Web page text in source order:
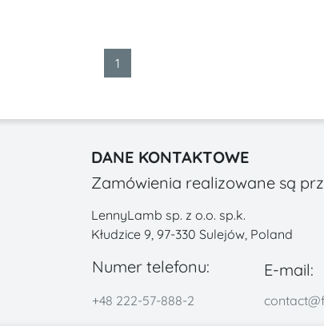
1
DANE KONTAKTOWE
Zamówienia realizowane są
LennyLamb sp. z o.o. sp.k.
Kłudzice 9, 97-330 Sulejów, Poland
Numer telefonu: E-mail:
+48 222-57-888-2